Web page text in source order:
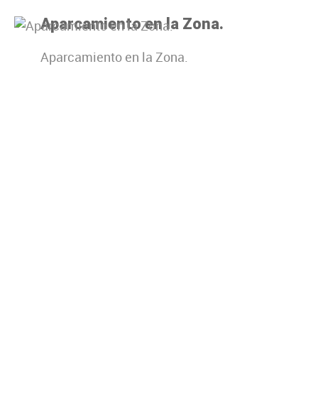
Aparcamiento en la Zona.
Aparcamiento en la Zona.